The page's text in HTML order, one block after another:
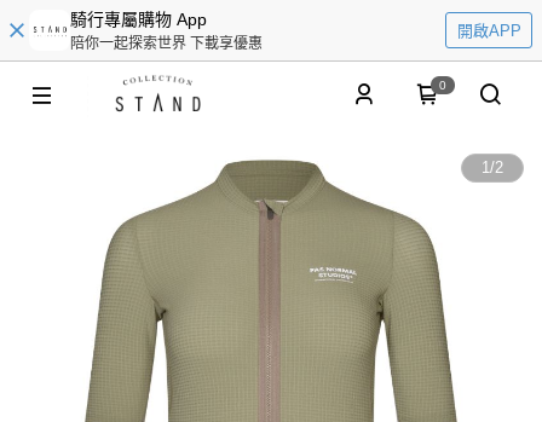
騎行專屬購物 App
陪你一起探索世界 下載享優惠
開啟APP
0
1/2